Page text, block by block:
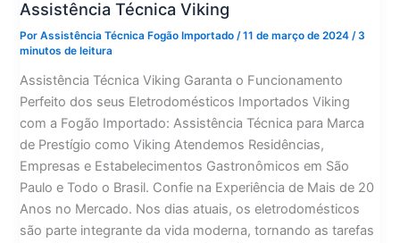
Assistência Técnica Viking
PorAssistência Técnica Fogão Importado/11 de março de 2024/3
minutos de leitura
Assistência Técnica Viking Garanta o Funcionamento
Perfeito dos seus Eletrodomésticos Importados Viking
com a Fogão Importado: Assistência Técnica para Marca
de Prestígio como Viking Atendemos Residências,
Empresas e Estabelecimentos Gastronômicos em São
Paulo e Todo o Brasil. Confie na Experiência de Mais de 20
Anos no Mercado. Nos dias atuais, os eletrodomésticos
são parte integrante da vida moderna, tornando as tarefas